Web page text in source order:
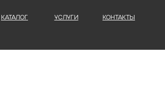
КОНТАКТЫ
УСЛУГИ
КАТАЛОГ